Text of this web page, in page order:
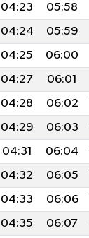
04:23 05:58
04:24 05:59
04:25 06:00
04:27 06:01
04:28 06:02
04:29 06:03
04:31 06:04
04:32 06:05
04:33 06:06
04:35 06:07